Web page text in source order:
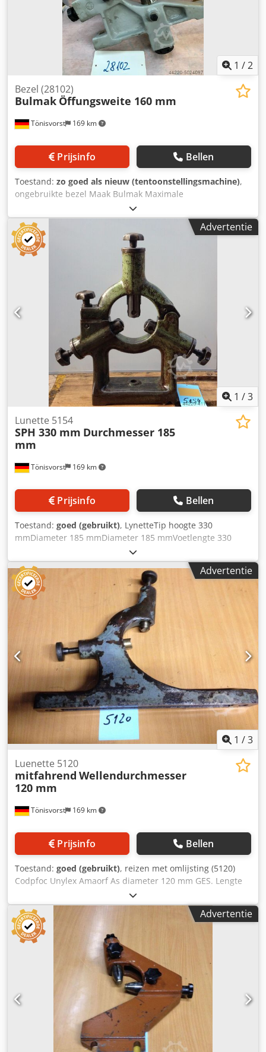
1 /2
Tönisvorst 169 km
Bezel (28102)
Bulmak Öffungsweite 160 mm
Prijsinfo Bellen
Toestand: zo goed als nieuw (tentoonstellingsmachine),
ongebruikte bezel Maak Bulmak Maximale
openingsbreedte 160 mm Hoogte spanvlak tot hart spindel
170 mm Codpfx Amof Hmnbsaorf Afstand van montagegat
360 mm Klemoppervlak 410 x 70 mm Totale hoogte 490
mm Diepte 460 mm Gewicht 26 kg
Advertentie
1 /3
Tönisvorst 169 km
Lunette 5154
SPH 330 mm Durchmesser 185
mm
Prijsinfo Bellen
Toestand: goed (gebruikt), LynetteTip hoogte 330
mmDiameter 185 mmDiameter 185 mmVoetlengte 330
mmVoetbreedte 140 mmg.breedte 600 mmg.hoogte 650
mm Cedsd S Algopfx Amajrf
Advertentie
1 /3
Tönisvorst 169 km
Luenette 5120
mitfahrend Wellendurchmesser
120 mm
Prijsinfo Bellen
Toestand: goed (gebruikt), reizen met omlijsting (5120)
Codpfoc Unylex Amaorf As diameter 120 mm GES. Lengte
565 mm GES. Hoehe460 mm Basis tot de mid schacht
hoogte 195 mm Gat afstand 500 mm
Advertentie